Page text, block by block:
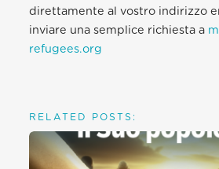
direttamente al vostro indirizzo
inviare una semplice richiesta a
refugees.org
RELATED POSTS: